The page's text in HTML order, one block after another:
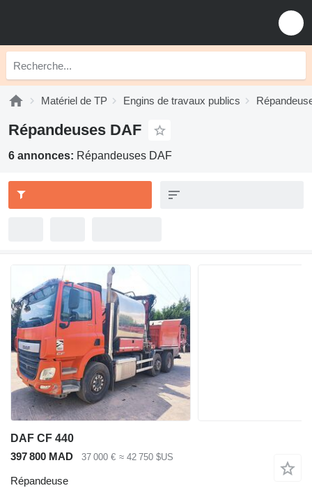
Matériel de TP Engins de travaux publics
Répandeuses DAF
6 annonces: Répandeuses DAF
DAF CF 440
397 800 MAD
37 000 € ≈ 42 750 $US
Répandeuse